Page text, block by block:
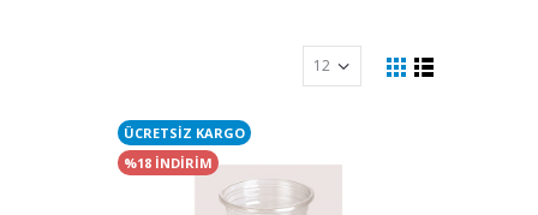
ÜCRETSİZ KARGO
%18 İNDİRİM